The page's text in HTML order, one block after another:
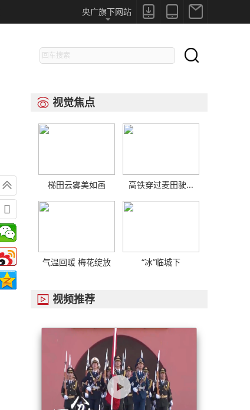



央广旗下网站



 视觉焦点
梯田云雾美如画 高铁穿过麦田驶...
气温回暖 梅花绽放 “冰”临城下
 视频推荐